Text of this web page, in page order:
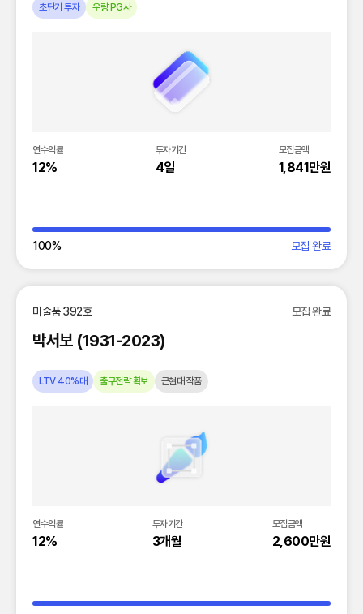
초단기 투자 우량 PG사
연수익률
12%
투자기간
4일
모집금액
1,841만원
100% 모집 완료
미술품 392호 모집 완료
박서보 (1931-2023)
LTV 40%대 출구전략 확보 근현대 작품
연수익률
12%
투자기간
3개월
모집금액
2,600만원